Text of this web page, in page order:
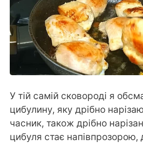
У тій самій сковороді я
цибулину, яку дрібно
часник, також дрібно
цибуля стає